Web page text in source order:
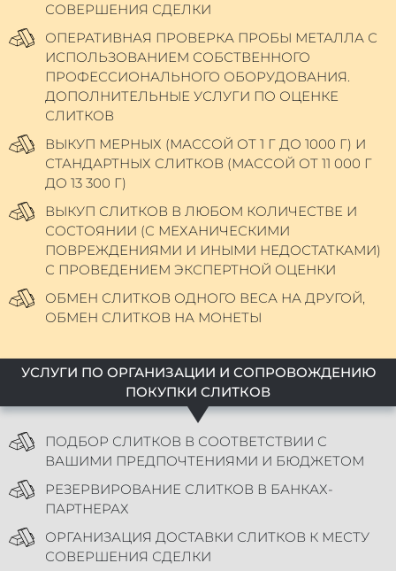
СОВЕРШЕНИЯ СДЕЛКИ
ОПЕРАТИВНАЯ ПРОВЕРКА ПРОБЫ МЕТАЛЛА С
ИСПОЛЬЗОВАНИЕМ СОБСТВЕННОГО
ПРОФЕССИОНАЛЬНОГО ОБОРУДОВАНИЯ.
ДОПОЛНИТЕЛЬНЫЕ УСЛУГИ ПО ОЦЕНКЕ
СЛИТКОВ
ВЫКУП МЕРНЫХ (МАССОЙ ОТ 1 Г ДО 1000 Г) И
СТАНДАРТНЫХ СЛИТКОВ (МАССОЙ ОТ 11 000 Г
ДО 13 300 Г)
ВЫКУП СЛИТКОВ В ЛЮБОМ КОЛИЧЕСТВЕ И
СОСТОЯНИИ (С МЕХАНИЧЕСКИМИ
ПОВРЕЖДЕНИЯМИ И ИНЫМИ НЕДОСТАТКАМИ)
С ПРОВЕДЕНИЕМ ЭКСПЕРТНОЙ ОЦЕНКИ
ОБМЕН СЛИТКОВ ОДНОГО ВЕСА НА ДРУГОЙ,
ОБМЕН СЛИТКОВ НА МОНЕТЫ
УСЛУГИ ПО ОРГАНИЗАЦИИ И СОПРОВОЖДЕНИЮ
ПОКУПКИ СЛИТКОВ
ПОДБОР СЛИТКОВ В СООТВЕТСТВИИ С
ВАШИМИ ПРЕДПОЧТЕНИЯМИ И БЮДЖЕТОМ
РЕЗЕРВИРОВАНИЕ СЛИТКОВ В БАНКАХ-
ПАРТНЕРАХ
ОРГАНИЗАЦИЯ ДОСТАВКИ СЛИТКОВ К МЕСТУ
СОВЕРШЕНИЯ СДЕЛКИ